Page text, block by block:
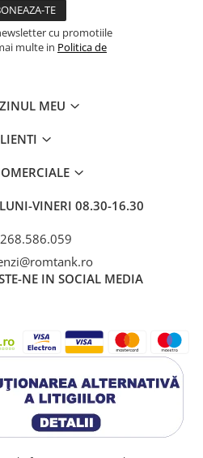
cu promotiile
multe in Politica de
MEU
LUNI-VINERI 08.30-16.30
NE IN SOCIAL MEDIA